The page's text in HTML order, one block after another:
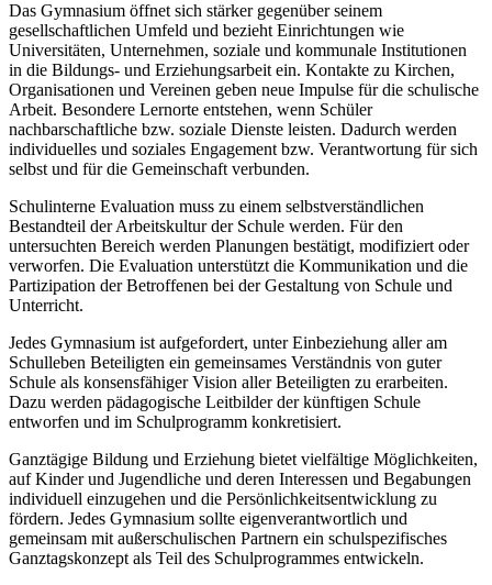
Das Gymnasium öffnet sich stärker gegenüber seinem
gesellschaftlichen Umfeld und bezieht Einrichtungen wie
Universitäten, Unternehmen, soziale und kommunale Institutionen
in die Bildungs- und Erziehungsarbeit ein. Kontakte zu Kirchen,
Organisationen und Vereinen geben neue Impulse für die schulische
Arbeit. Besondere Lernorte entstehen, wenn Schüler
nachbarschaftliche bzw. soziale Dienste leisten. Dadurch werden
individuelles und soziales Engagement bzw. Verantwortung für sich
selbst und für die Gemeinschaft verbunden.
Schulinterne Evaluation muss zu einem selbstverständlichen
Bestandteil der Arbeitskultur der Schule werden. Für den
untersuchten Bereich werden Planungen bestätigt, modifiziert oder
verworfen. Die Evaluation unterstützt die Kommunikation und die
Partizipation der Betroffenen bei der Gestaltung von Schule und
Unterricht.
Jedes Gymnasium ist aufgefordert, unter Einbeziehung aller am
Schulleben Beteiligten ein gemeinsames Verständnis von guter
Schule als konsensfähiger Vision aller Beteiligten zu erarbeiten.
Dazu werden pädagogische Leitbilder der künftigen Schule
entworfen und im Schulprogramm konkretisiert.
Ganztägige Bildung und Erziehung bietet vielfältige Möglichkeiten,
auf Kinder und Jugendliche und deren Interessen und Begabungen
individuell einzugehen und die Persönlichkeitsentwicklung zu
fördern. Jedes Gymnasium sollte eigenverantwortlich und
gemeinsam mit außerschulischen Partnern ein schulspezifisches
Ganztagskonzept als Teil des Schulprogrammes entwickeln.